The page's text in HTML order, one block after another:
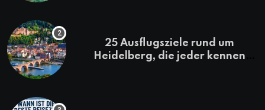
25 Ausflugsziele rund um
Heidelberg, die jeder kennen